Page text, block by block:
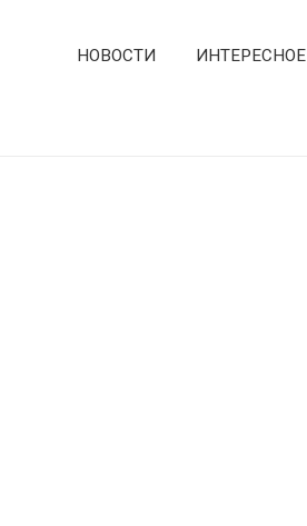
НОВОСТИ ИНТЕРЕСНОЕ